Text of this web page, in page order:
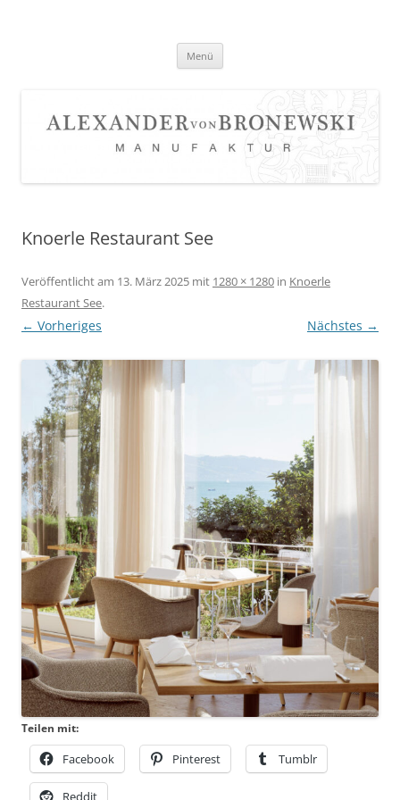
Menü
Knoerle Restaurant See
Veröffentlicht am 13. März 2025 mit 1280 × 1280 in Knoerle
Restaurant See.
← Vorheriges Nächstes →
Teilen mit:
Facebook Pinterest Tumblr
Reddit